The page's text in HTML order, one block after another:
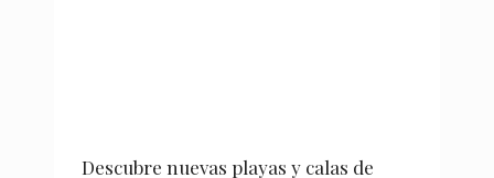
Descubre nuevas playas y calas de